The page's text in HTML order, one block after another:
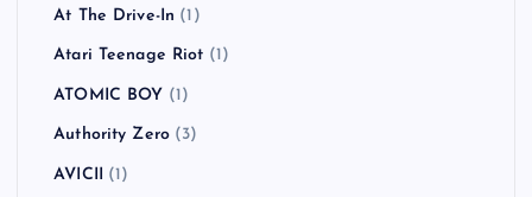
At The Drive-In (1)
Atari Teenage Riot (1)
ATOMIC BOY (1)
Authority Zero (3)
AVICII (1)